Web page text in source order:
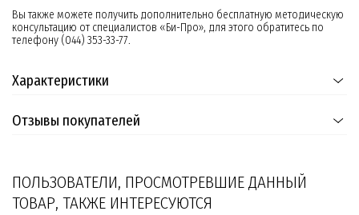
Вы также можете получить дополнительно бесплатную методическую
консультацию от специалистов «Би-Про», для этого обратитесь по
телефону (044) 353-33-77.
Характеристики
Отзывы покупателей
ПОЛЬЗОВАТЕЛИ, ПРОСМОТРЕВШИЕ ДАННЫЙ
ТОВАР, ТАКЖЕ ИНТЕРЕСУЮТСЯ